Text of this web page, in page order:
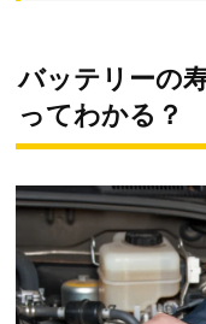
バッテリーの
ってわかる？